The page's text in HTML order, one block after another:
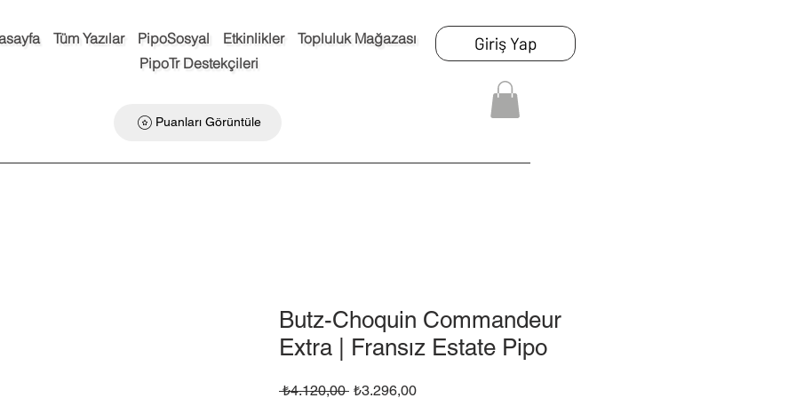
Tüm Yazılar PipoSosyal Etkinlikler
Topluluk Mağazası
PipoTr Destekçileri
Puanları Görüntüle
Giriş Yap
Butz-Choquin Commandeur
Extra | Fransız Estate Pipo
₺4.120,00 Normal
₺3.296,00İndirimli